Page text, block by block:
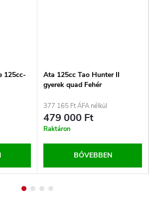
125cc-
Ata 125cc Tao Hunter II
gyerek quad Fehér
377 165 Ft ÁFA nélkül
479 000 Ft
Raktáron
BŐVEBBEN